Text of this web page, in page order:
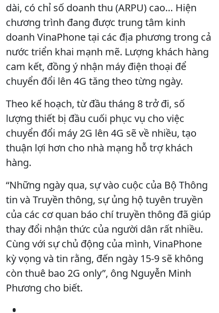
dài, có chỉ số doanh thu (ARPU) cao… Hiện
chương trình đang được trung tâm kinh
doanh VinaPhone tại các địa phương trong cả
nước triển khai mạnh mẽ. Lượng khách hàng
cam kết, đồng ý nhận máy điện thoại để
chuyển đổi lên 4G tăng theo từng ngày.
Theo kế hoạch, từ đầu tháng 8 trở đi, số
lượng thiết bị đầu cuối phục vụ cho việc
chuyển đổi máy 2G lên 4G sẽ về nhiều, tạo
thuận lợi hơn cho nhà mạng hỗ trợ khách
hàng.
“Những ngày qua, sự vào cuộc của Bộ Thông
tin và Truyền thông, sự ủng hộ tuyên truyền
của các cơ quan báo chí truyền thông đã giúp
thay đổi nhận thức của người dân rất nhiều.
Cùng với sự chủ động của mình, VinaPhone
kỳ vọng và tin rằng, đến ngày 15-9 sẽ không
còn thuê bao 2G only”, ông Nguyễn Minh
Phương cho biết.